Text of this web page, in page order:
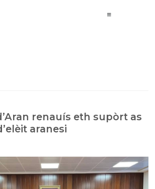
renauís eth supòrt as
aranesi